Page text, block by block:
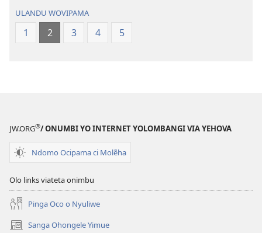
ULANDU WOVIPAMA
1 2 3 4 5
JW.ORG®/ ONUMBI YO INTERNET YOLOMBANGI VIA YEHOVA
Ndomo Ocipama ci Molẽha
Olo links viateta onimbu
Pinga Oco o Nyuliwe
Sanga Ohongele Yimue
(yikula